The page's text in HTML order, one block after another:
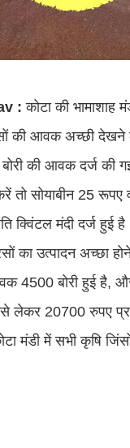
: कोटा की भामाशाह
की आवक अच्छी देखने
बोरी की आवक दर्ज की
तो सोयाबीन 25
क्विंटल मंदी दर्ज हुई
उत्पादन अच्छा होने
4500 बोरी हुई है,
लेकर 20700 रुपए
मंडी में सभी कृषि